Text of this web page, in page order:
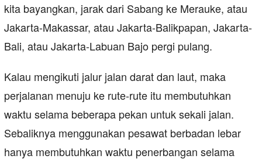
kita bayangkan, jarak dari Sabang ke Merauke, atau
Jakarta-Makassar, atau Jakarta-Balikpapan, Jakarta-
Bali, atau Jakarta-Labuan Bajo pergi pulang.
Kalau mengikuti jalur jalan darat dan laut, maka
perjalanan menuju ke rute-rute itu membutuhkan
waktu selama beberapa pekan untuk sekali jalan.
Sebaliknya menggunakan pesawat berbadan lebar
hanya membutuhkan waktu penerbangan selama